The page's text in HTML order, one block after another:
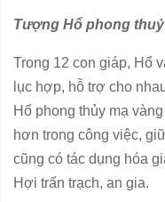
Tượng Hổ phong
Trong 12 con giáp, Hổ
lục hợp, hỗ trợ cho
Hổ phong thủy mạ
hơn trong công việc,
cũng có tác dụng hóa
Hợi trấn trạch, an gia.